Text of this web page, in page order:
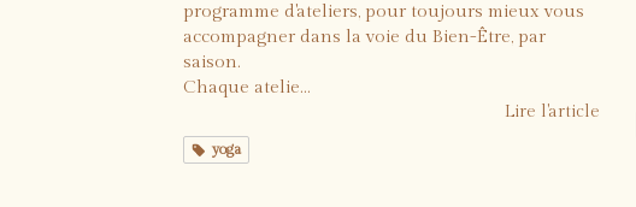
programme d'ateliers, pour toujours mieux vous
accompagner dans la voie du Bien-Être, par
saison.
Chaque atelie...
Lire l'article
yoga